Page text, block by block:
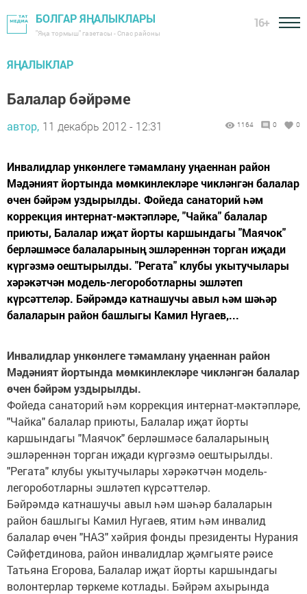
БОЛГАР ЯҢАЛЫКЛАРЫ
"Яңа тормыш" газетасы - Спас районы
16+
ЯҢАЛЫКЛАР
Балалар бәйрәме
автор, 11 декабрь 2012 - 12:31 1164 0 0
Инвалидлар ункөнлеге тәмамлану уңаеннан район
Мәдәният йортында мөмкинлекләре чикләнгән балалар
өчен бәйрәм уздырылды. Фойеда санаторий һәм
коррекция интернат-мәктәпләре, "Чайка" балалар
приюты, Балалар иҗат йорты каршындагы "Маячок"
берләшмәсе балаларының эшләреннән торган иҗади
күргәзмә оештырылды. "Регата" клубы укытучылары
хәрәкәтчән модель-легороботларны эшләтеп
күрсәттеләр. Бәйрәмдә катнашучы авыл һәм шәһәр
балаларын район башлыгы Камил Нугаев,...
Инвалидлар ункөнлеге тәмамлану уңаеннан район
Мәдәният йортында мөмкинлекләре чикләнгән балалар
өчен бәйрәм уздырылды.
Фойеда санаторий һәм коррекция интернат-мәктәпләре,
"Чайка" балалар приюты, Балалар иҗат йорты
каршындагы "Маячок" берләшмәсе балаларының
эшләреннән торган иҗади күргәзмә оештырылды.
"Регата" клубы укытучылары хәрәкәтчән модель-
легороботларны эшләтеп күрсәттеләр.
Бәйрәмдә катнашучы авыл һәм шәһәр балаларын
район башлыгы Камил Нугаев, ятим һәм инвалид
балалар өчен "НАЗ" хәйрия фонды президенты Нурания
Сәйфетдинова, район инвалидлар җәмгыяте рәисе
Татьяна Егорова, Балалар иҗат йорты каршындагы
волонтерлар төркеме котлады. Бәйрәм ахырында